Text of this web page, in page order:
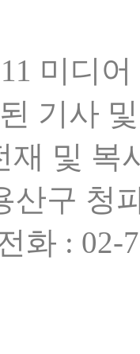
미디
기사
재 및 복
산구 청
화 : 02-